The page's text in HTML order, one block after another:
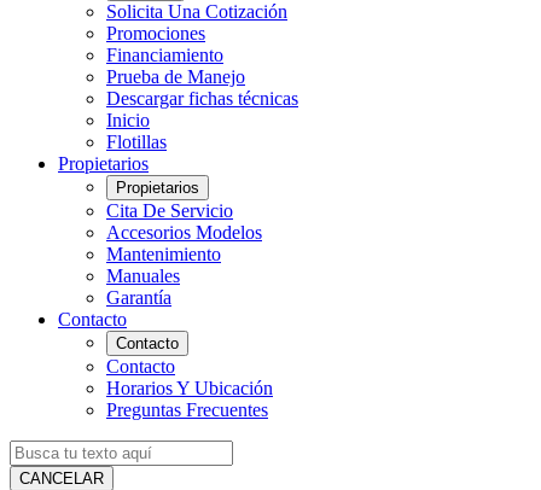
Solicita Una Cotización
Promociones
Financiamiento
Prueba de Manejo
Descargar fichas técnicas
Inicio
Flotillas
Propietarios
Propietarios
Cita De Servicio
Accesorios Modelos
Mantenimiento
Manuales
Garantía
Contacto
Contacto
Contacto
Horarios Y Ubicación
Preguntas Frecuentes
CANCELAR